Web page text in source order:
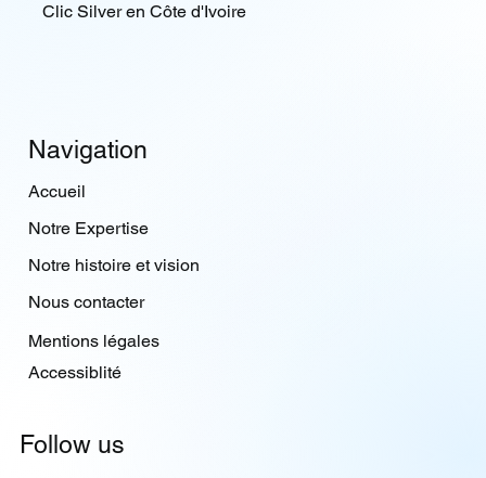
Clic Silver en Côte d'Ivoire
Navigation
Accueil
Notre histoire et vision
Notre Expertise
Nous contacter
Mentions légales
Accessiblité
Follow us